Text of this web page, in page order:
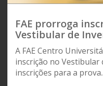
FAE prorroga
Vestibular de
A FAE Centro
inscrição no Vestibular
inscrições para a